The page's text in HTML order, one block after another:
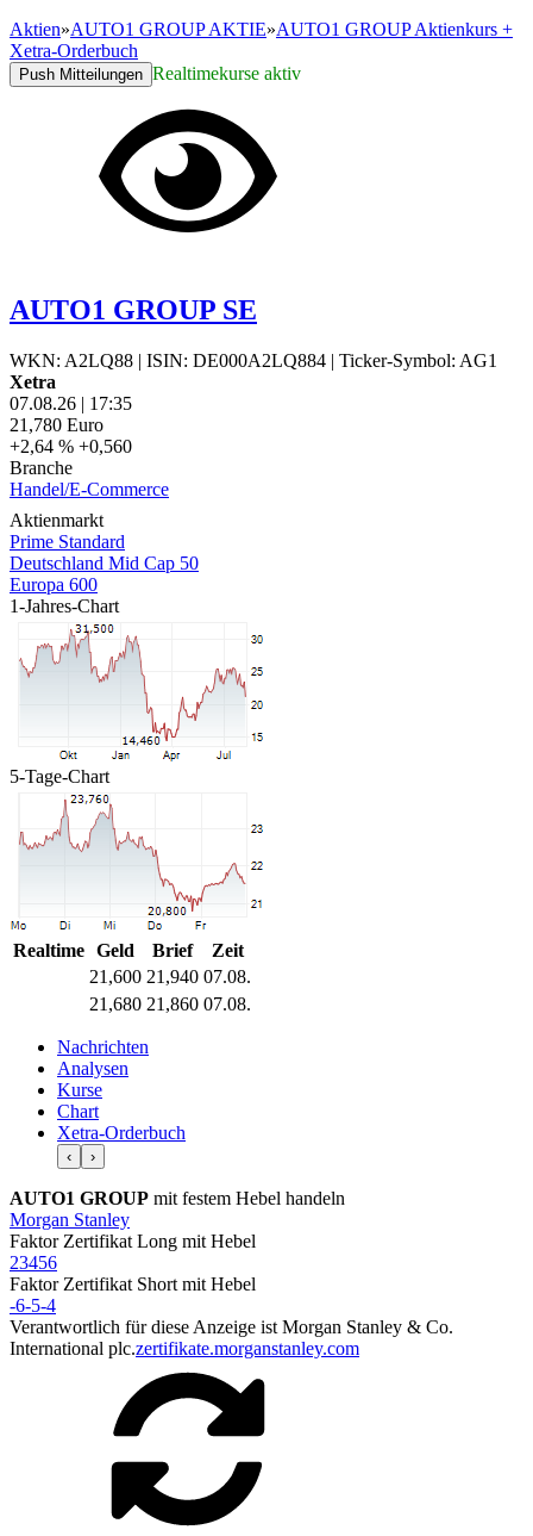
Aktien»AUTO1 GROUP AKTIE»AUTO1 GROUP Aktienkurs +
Xetra-Orderbuch
Push Mitteilungen Realtimekurse aktiv
AUTO1 GROUP SE
WKN: A2LQ88 | ISIN: DE000A2LQ884 | Ticker-Symbol: AG1
Xetra
07.08.26 | 17:35
21,780 Euro
+2,64 % +0,560
Branche
Handel/E-Commerce
Aktienmarkt
Prime Standard
Deutschland Mid Cap 50
Europa 600
1-Jahres-Chart
5-Tage-Chart
Realtime Geld Brief
Zeit
21,600 21,940 07.08.
21,680 21,860 07.08.
Nachrichten
Analysen
Kurse
Chart
Xetra-Orderbuch
‹ ›
AUTO1 GROUP mit festem Hebel handeln
Morgan Stanley
Faktor Zertifikat Long mit Hebel
23456
Faktor Zertifikat Short mit Hebel
-6-5-4
Verantwortlich für diese Anzeige ist Morgan Stanley & Co.
International plc.zertifikate.morganstanley.com